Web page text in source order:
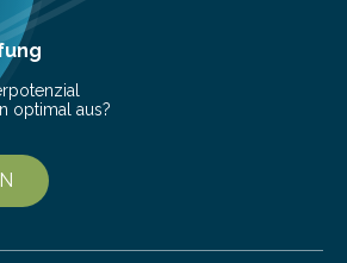
5. Geburtstag. Zahlreiche Gäste…
optimal aus?